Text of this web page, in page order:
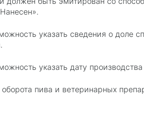
указать сведения о доле
указать дату
пива и ветеринарных